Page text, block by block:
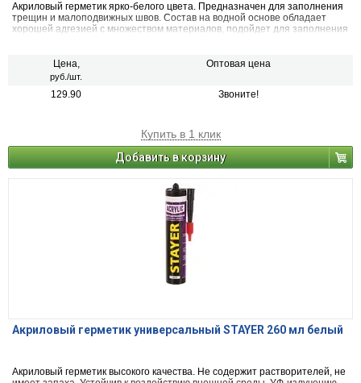
Акриловый герметик ярко-белого цвета. Предназначен для заполнения
трещин и малоподвижных швов. Состав на водной основе обладает
хорошей адгезией с множеством материалов, подойдет для заполнения
Используется и в летний, и в зимний период.
Цена,
руб./шт.
Оптовая цена
129.90 Звоните!
Купить в 1 клик
Добавить в корзину
Акриловый герметик универсальный STAYER 260 мл белый
Акриловый герметик высокого качества. Не содержит растворителей, не